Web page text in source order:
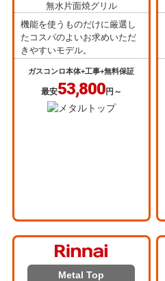
無水片面焼グリル
機能を使うものだけに厳選し
たコスパのよいお求めいただ
きやすいモデル。
ガスコンロ本体+工事+無料保証
最安53,800円～
Metal Top